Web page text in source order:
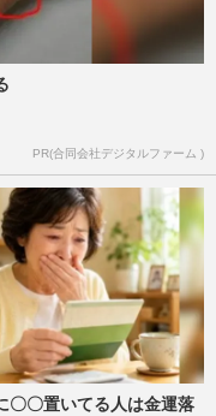
PR(合同会社デジタルファーム )
〇〇置いてる人は金運落